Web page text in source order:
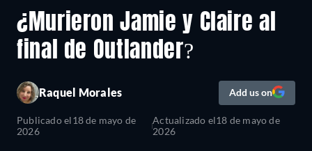
¿Murieron Jamie y Claire al
final de Outlander?
Raquel Morales Add us on
Publicado el18 de mayo de
2026
Actualizado el18 de mayo de
2026